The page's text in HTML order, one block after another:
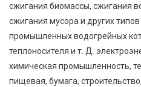
сжигания биомассы, сжигания
сжигания мусора и других
промышленных водогрейных
теплоносителя и т. Д.
химическая промышленность,
пищевая, бумага,